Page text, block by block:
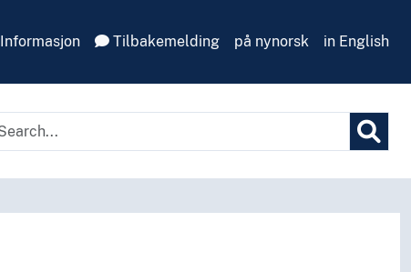
Informasjon Tilbakemelding på nynorsk in English